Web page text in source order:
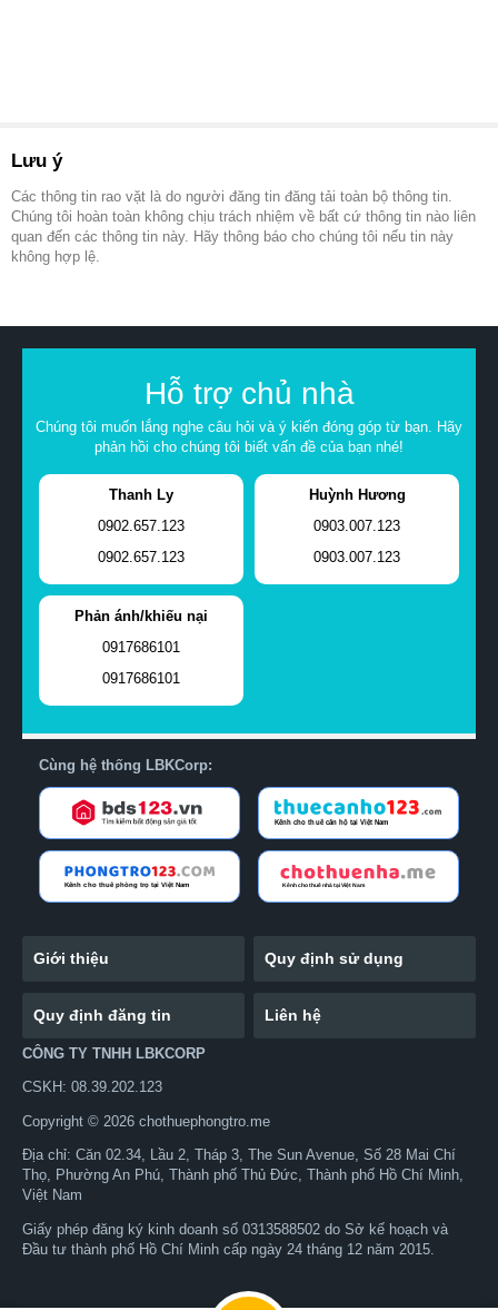
Lưu ý
Các thông tin rao vặt là do người đăng tin đăng tải toàn bộ thông tin.
Chúng tôi hoàn toàn không chịu trách nhiệm về bất cứ thông tin nào liên
quan đến các thông tin này. Hãy thông báo cho chúng tôi nếu tin này
không hợp lệ.
Hỗ trợ chủ nhà
Chúng tôi muốn lắng nghe câu hỏi và ý kiến đóng góp từ bạn. Hãy
phản hồi cho chúng tôi biết vấn đề của bạn nhé!
Thanh Ly
0902.657.123
0902.657.123
Huỳnh Hương
0903.007.123
0903.007.123
Phản ánh/khiếu nại
0917686101
0917686101
Cùng hệ thống LBKCorp:
Giới thiệu Quy định sử dụng
Quy định đăng tin Liên hệ
CÔNG TY TNHH LBKCORP
CSKH: 08.39.202.123
Copyright © 2026 chothuephongtro.me
Địa chỉ: Căn 02.34, Lầu 2, Tháp 3, The Sun Avenue, Số 28 Mai Chí
Thọ, Phường An Phú, Thành phố Thủ Đức, Thành phố Hồ Chí Minh,
Việt Nam
Giấy phép đăng ký kinh doanh số 0313588502 do Sở kế hoạch và
Đầu tư thành phố Hồ Chí Minh cấp ngày 24 tháng 12 năm 2015.